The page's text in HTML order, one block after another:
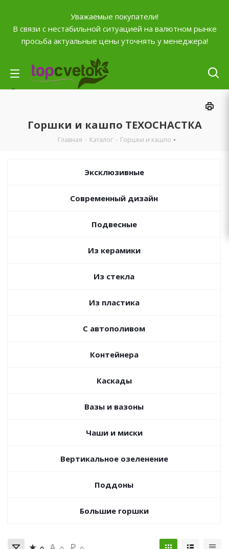
Уважаемые покупатели!
В связи с нестабильной ситуацией на валютном рынке
просьба актуальные цены уточнять у менеджера!
Отложенные
+7 (903) 795-92-42
Время работыПН-ПТ с10:00 до 20:00
Горшки и кашпо ТЕХОСНАСТКА
Главная - Каталог - Горшки и кашпо
Эксклюзивные
Современный дизайн
Подвесные
Из керамики
Из стекла
Из пластика
С автополивом
Контейнера
Каскады
Вазы и вазоны
Чаши и миски
Вертикальное озеленение
Поддоны
Большие горшки